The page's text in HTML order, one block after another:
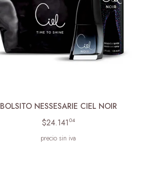
BOLSITO NESSESARIE CIEL NOIR
$24.141 04
precio sin iva